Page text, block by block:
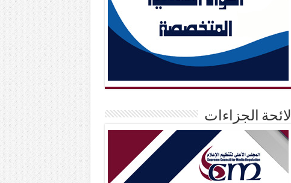
لائحة الجزاءات